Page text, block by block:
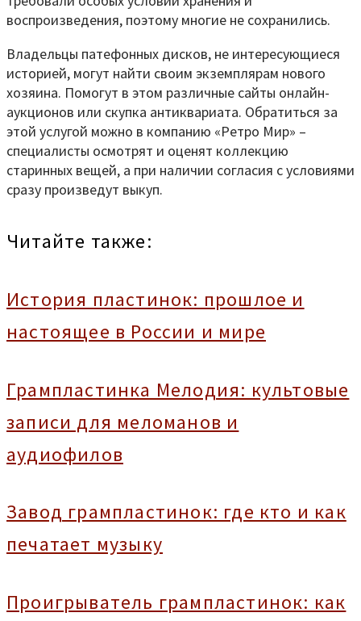
воспроизведения, поэтому многие не сохранились.
Владельцы патефонных дисков, не интересующиеся
историей, могут найти своим экземплярам нового
хозяина. Помогут в этом различные сайты онлайн-
аукционов или скупка антиквариата. Обратиться за
этой услугой можно в компанию «Ретро Мир» –
специалисты осмотрят и оценят коллекцию
старинных вещей, а при наличии согласия с условиями
сразу произведут выкуп.
Читайте также:
История пластинок: прошлое и
настоящее в России и мире
Грампластинка Мелодия: культовые
записи для меломанов и
аудиофилов
Завод грампластинок: где кто и как
печатает музыку
Проигрыватель грампластинок: как